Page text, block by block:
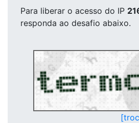
Para liberar o acesso do IP
responda ao desafio abaixo.